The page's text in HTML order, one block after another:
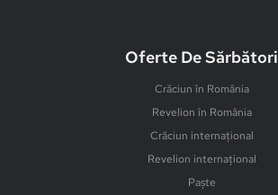
Oferte De Sărbători
Crăciun în România
Revelion în România
Crăciun internațional
Revelion internațional
Paște